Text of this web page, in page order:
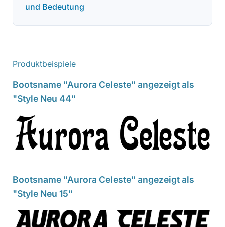
und Bedeutung
Produktbeispiele
Bootsname "Aurora Celeste" angezeigt als
"Style Neu 44"
Bootsname "Aurora Celeste" angezeigt als
"Style Neu 15"